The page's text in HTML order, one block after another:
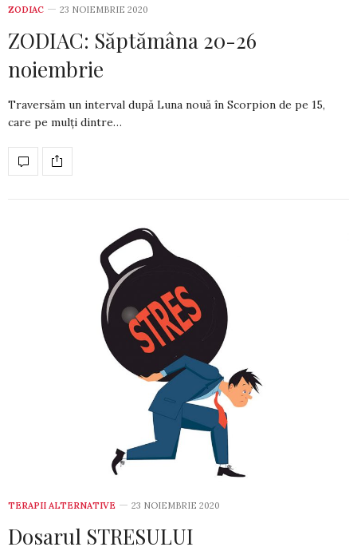
ZODIAC 23 NOIEMBRIE 2020
ZODIAC: Săptămâna 20-26
noiembrie
Traversăm un interval după Luna nouă în Scor­pion de pe 15,
care pe mulți dintre…
TERAPII ALTERNATIVE 23 NOIEMBRIE 2020
Dosarul STRESULUI